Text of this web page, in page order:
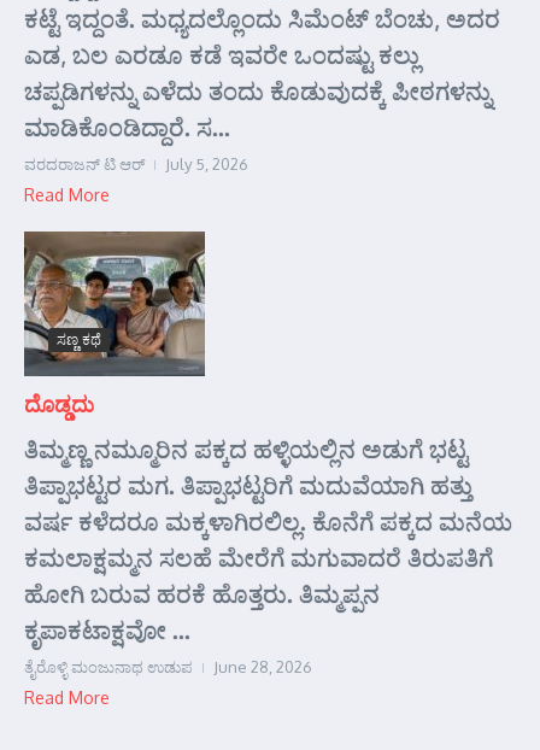
ಕಟ್ಟೆ ಇದ್ದಂತೆ. ಮಧ್ಯದಲ್ಲೊಂದು ಸಿಮೆಂಟ್ ಬೆಂಚು, ಅದರ
ಎಡ, ಬಲ ಎರಡೂ ಕಡೆ ಇವರೇ ಒಂದಷ್ಟು ಕಲ್ಲು
ಚಪ್ಪಡಿಗಳನ್ನು ಎಳೆದು ತಂದು ಕೊಡುವುದಕ್ಕೆ ಪೀಠಗಳನ್ನು
ಮಾಡಿಕೊಂಡಿದ್ದಾರೆ. ಸ...
ವರದರಾಜನ್ ಟಿ ಆರ್ July 5, 2026
Read More
ಸಣ್ಣ ಕಥೆ
ದೊಡ್ಡದು
ತಿಮ್ಮಣ್ಣ ನಮ್ಮೂರಿನ ಪಕ್ಕದ ಹಳ್ಳಿಯಲ್ಲಿನ ಅಡುಗೆ ಭಟ್ಟ
ತಿಪ್ಪಾಭಟ್ಟರ ಮಗ. ತಿಪ್ಪಾಭಟ್ಟರಿಗೆ ಮದುವೆಯಾಗಿ ಹತ್ತು
ವರ್ಷ ಕಳೆದರೂ ಮಕ್ಕಳಾಗಿರಲಿಲ್ಲ. ಕೊನೆಗೆ ಪಕ್ಕದ ಮನೆಯ
ಕಮಲಾಕ್ಷಮ್ಮನ ಸಲಹೆ ಮೇರೆಗೆ ಮಗುವಾದರೆ ತಿರುಪತಿಗೆ
ಹೋಗಿ ಬರುವ ಹರಕೆ ಹೊತ್ತರು. ತಿಮ್ಮಪ್ಪನ
ಕೃಪಾಕಟಾಕ್ಷವೋ ...
ತೈರೊಳ್ಳಿ ಮಂಜುನಾಥ ಉಡುಪ June 28, 2026
Read More